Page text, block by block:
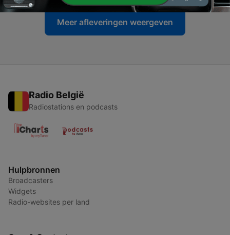
Meer afleveringen weergeven
Radio België
Radiostations en podcasts
Hulpbronnen
Broadcasters
Widgets
Radio-websites per land